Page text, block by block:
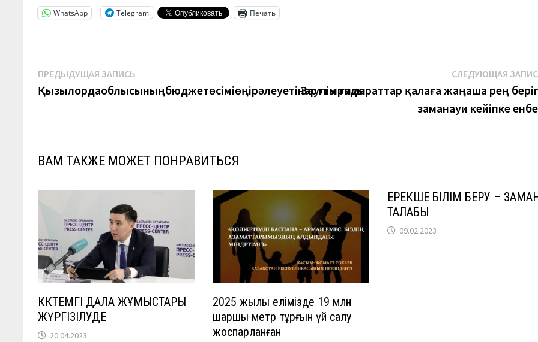
WhatsApp Telegram Печать
Навигация
по
ПРЕДЫДУЩАЯ ЗАПИСЬ
запись:
Қызылордаоблысыныңбюджетөсіміөңірәлеуетінарттырады
СЛЕДУЮЩАЯ
Зәулім ғимараттар қалаға жаңаша рең
заманауи кейіпке
ВАМ ТАКЖЕ МОЖЕТ ПОНРАВИТЬСЯ
КӨКТЕМГІ ДАЛА ЖҰМЫСТАРЫ
ЖҮРГІЗІЛУДЕ
20.04.2023
2025 жылы елімізде 19 млн
шаршы метр тұрғын үй салу
жоспарланған
ЕРЕКШЕ БІЛІМ БЕРУ –
ТАЛАБЫ
09.02.2023